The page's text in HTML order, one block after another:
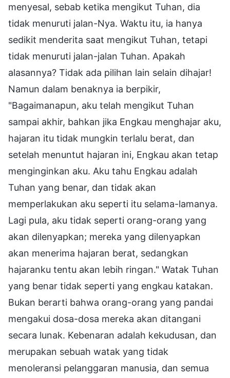
menyesal, sebab ketika mengikut Tuhan, dia
tidak menuruti jalan-Nya. Waktu itu, ia hanya
sedikit menderita saat mengikut Tuhan, tetapi
tidak menuruti jalan-jalan Tuhan. Apakah
alasannya? Tidak ada pilihan lain selain dihajar!
Namun dalam benaknya ia berpikir,
"Bagaimanapun, aku telah mengikut Tuhan
sampai akhir, bahkan jika Engkau menghajar aku,
hajaran itu tidak mungkin terlalu berat, dan
setelah menuntut hajaran ini, Engkau akan tetap
menginginkan aku. Aku tahu Engkau adalah
Tuhan yang benar, dan tidak akan
memperlakukan aku seperti itu selama-lamanya.
Lagi pula, aku tidak seperti orang-orang yang
akan dilenyapkan; mereka yang dilenyapkan
akan menerima hajaran berat, sedangkan
hajaranku tentu akan lebih ringan." Watak Tuhan
yang benar tidak seperti yang engkau katakan.
Bukan berarti bahwa orang-orang yang pandai
mengakui dosa-dosa mereka akan ditangani
secara lunak. Kebenaran adalah kekudusan, dan
merupakan sebuah watak yang tidak
menoleransi pelanggaran manusia, dan semua